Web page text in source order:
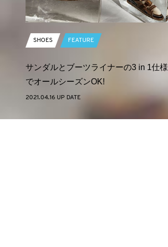
SHOES FEATURE
サンダルとブーツライナーの3 in 1仕様
でオールシーズンOK!
2021.04.16 UP DATE